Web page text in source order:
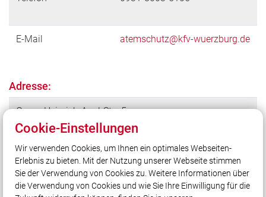
E-Mail atemschutz@kfv-wuerzburg.de
Adresse:
Georg-Heinrich-Appl-Str. 5
97234 Reichenberg-Klingholz
Cookie-Einstellungen
Wir verwenden Cookies, um Ihnen ein optimales Webseiten-
Erlebnis zu bieten. Mit der Nutzung unserer Webseite stimmen
Sie der Verwendung von Cookies zu. Weitere Informationen über
die Verwendung von Cookies und wie Sie Ihre Einwilligung für die